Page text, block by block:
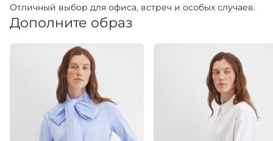
Отличный выбор для офиса, встреч и особых случаев.
Дополните образ